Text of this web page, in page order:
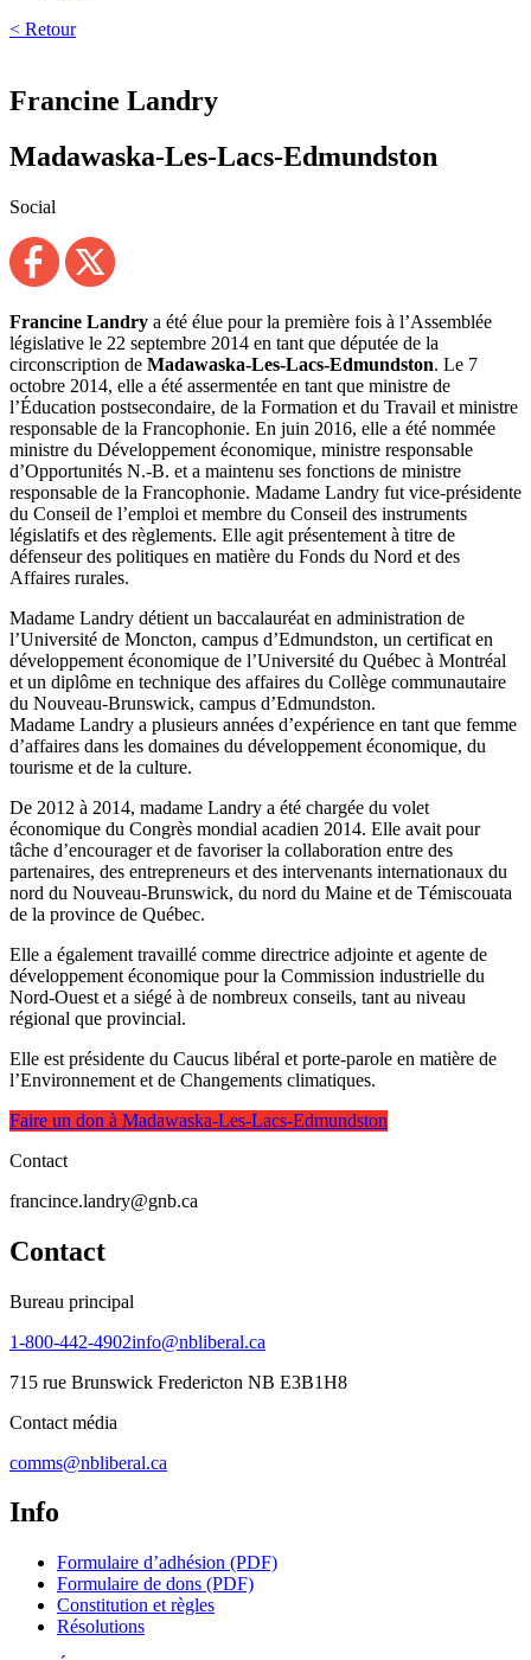
< Retour
Francine Landry
Madawaska-Les-Lacs-Edmundston
Social
Francine Landry a été élue pour la première fois à l’Assemblée
législative le 22 septembre 2014 en tant que députée de la
circonscription de Madawaska-Les-Lacs-Edmundston. Le 7
octobre 2014, elle a été assermentée en tant que ministre de
l’Éducation postsecondaire, de la Formation et du Travail et ministre
responsable de la Francophonie. En juin 2016, elle a été nommée
ministre du Développement économique, ministre responsable
d’Opportunités N.-B. et a maintenu ses fonctions de ministre
responsable de la Francophonie. Madame Landry fut vice-présidente
du Conseil de l’emploi et membre du Conseil des instruments
législatifs et des règlements. Elle agit présentement à titre de
défenseur des politiques en matière du Fonds du Nord et des
Affaires rurales.
Madame Landry détient un baccalauréat en administration de
l’Université de Moncton, campus d’Edmundston, un certificat en
développement économique de l’Université du Québec à Montréal
et un diplôme en technique des affaires du Collège communautaire
du Nouveau-Brunswick, campus d’Edmundston.
Madame Landry a plusieurs années d’expérience en tant que femme
d’affaires dans les domaines du développement économique, du
tourisme et de la culture.
De 2012 à 2014, madame Landry a été chargée du volet
économique du Congrès mondial acadien 2014. Elle avait pour
tâche d’encourager et de favoriser la collaboration entre des
partenaires, des entrepreneurs et des intervenants internationaux du
nord du Nouveau-Brunswick, du nord du Maine et de Témiscouata
de la province de Québec.
Elle a également travaillé comme directrice adjointe et agente de
développement économique pour la Commission industrielle du
Nord-Ouest et a siégé à de nombreux conseils, tant au niveau
régional que provincial.
Elle est présidente du Caucus libéral et porte-parole en matière de
l’Environnement et de Changements climatiques.
Faire un don à Madawaska-Les-Lacs-Edmundston
Contact
francince.landry@gnb.ca
Contact
Bureau principal
1-800-442-4902info@nbliberal.ca
715 rue Brunswick Fredericton NB E3B1H8
Contact média
comms@nbliberal.ca
Info
Formulaire d’adhésion (PDF)
Formulaire de dons (PDF)
Constitution et règles
Résolutions